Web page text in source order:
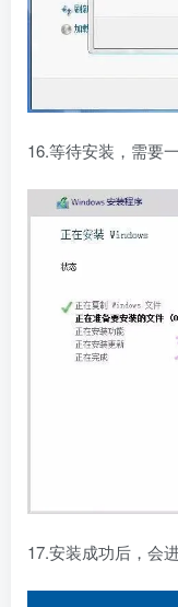
16.等待安装，需
17.安装成功后，会